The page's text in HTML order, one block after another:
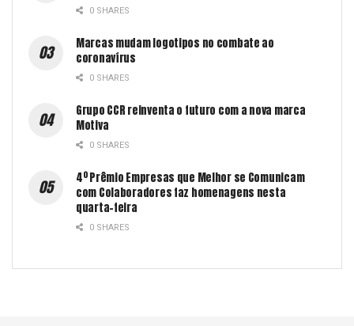
0 SHARES
Marcas mudam logotipos no combate ao
coronavírus
0 SHARES
Grupo CCR reinventa o futuro com a nova marca
Motiva
0 SHARES
4º Prêmio Empresas que Melhor se Comunicam
com Colaboradores faz homenagens nesta
quarta-feira
0 SHARES